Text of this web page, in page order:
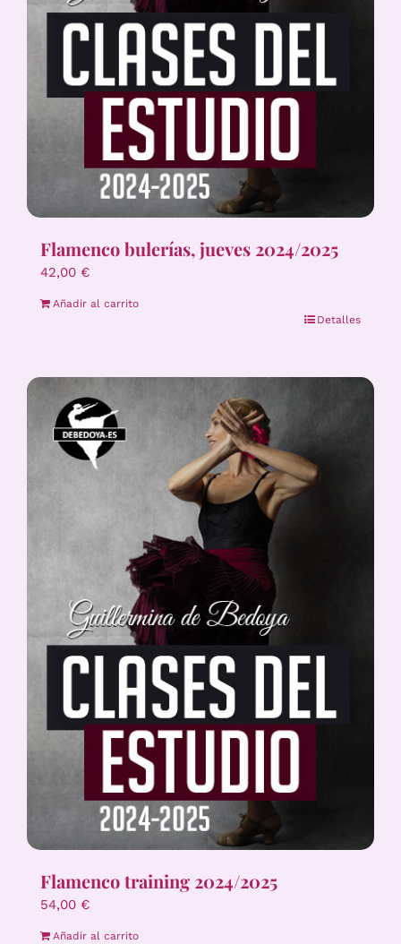
Flamenco bulerías, jueves 2024/2025
42,00 €
Añadir al carrito
Detalles
Flamenco training 2024/2025
54,00 €
Añadir al carrito